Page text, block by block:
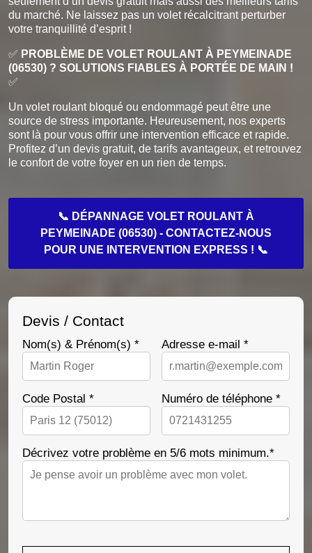
du marché. Ne laissez pas un volet récalcitrant perturber
votre tranquillité d’esprit !
✅ PROBLÈME DE VOLET ROULANT À PEYMEINADE
(06530) ? SOLUTIONS FIABLES À PORTÉE DE MAIN !
✅
Un volet roulant bloqué ou endommagé peut être une
source de stress importante. Heureusement, nos experts
sont là pour vous offrir une intervention efficace et rapide.
Profitez d’un devis gratuit, de tarifs avantageux, et retrouvez
le confort de votre foyer en un rien de temps.
📞 DÉPANNAGE VOLET ROULANT À
PEYMEINADE (06530) - CONTACTEZ-NOUS
POUR UNE INTERVENTION EXPRESS ! 📞
Devis / Contact
Nom(s) & Prénom(s) * Adresse e-mail *
Code Postal * Numéro de téléphone *
Décrivez votre problème en 5/6 mots minimum.*